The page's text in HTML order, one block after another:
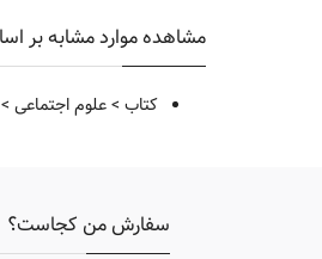
مشاهده موارد مشابه بر
کتاب >علوم اجتماعی >
سفارش من کجاست؟